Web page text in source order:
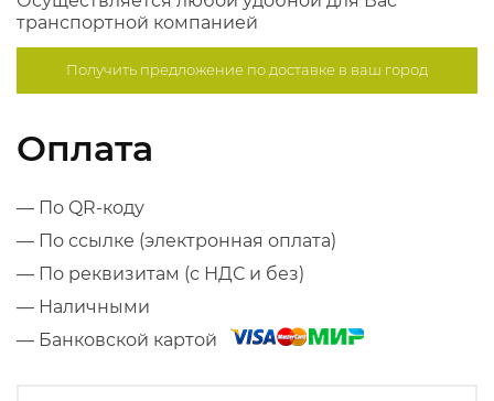
транспортной компанией
Получить предложение подоставке в ваш город
Оплата
— По QR-коду
— По ссылке (электронная оплата)
— По реквизитам (с НДС и без)
— Наличными
— Банковской картой